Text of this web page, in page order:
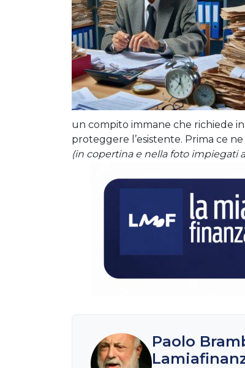
un compito immane che richiede
proteggere l’esistente. Prima ce
(in copertina e nella foto impiegati
Paolo